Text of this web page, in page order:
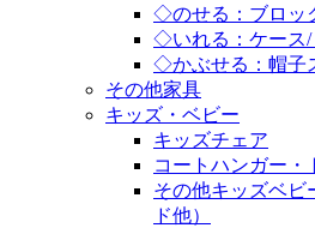
◇のせる：ブロッ
◇いれる：ケース/
◇かぶせる：帽子
その他家具
キッズ・ベビー
キッズチェア
コートハンガー・
その他キッズベビ
ド他）